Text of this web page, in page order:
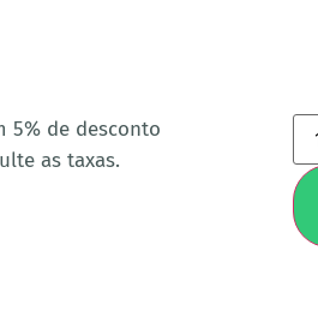
5% de desconto
as taxas.